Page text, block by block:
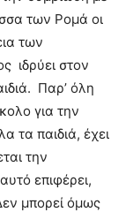
των Ρομά οι
των
ιδρύει στον
Παρ’ όλη
για την
τα παιδιά, έχει
την
επιφέρει,
μπορεί όμως